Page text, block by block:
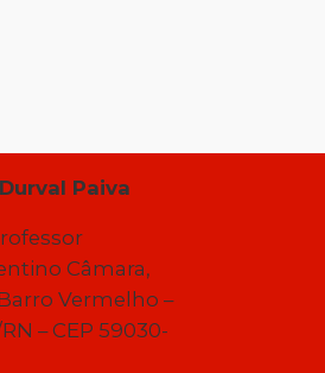
Paiva
Câmara,
Vermelho –
– CEP 59030-